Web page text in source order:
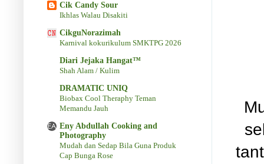
Cik Candy Sour
Ikhlas Walau Disakiti
CikguNorazimah
Karnival kokurikulum SMKTPG 2026
Diari Jejaka Hangat™
Shah Alam / Kulim
DRAMATIC UNIQ
Biobax Cool Theraphy Teman
Memandu Jauh
Eny Abdullah Cooking and
Photography
Mudah dan Sedap Bila Guna Produk
Cap Bunga Rose